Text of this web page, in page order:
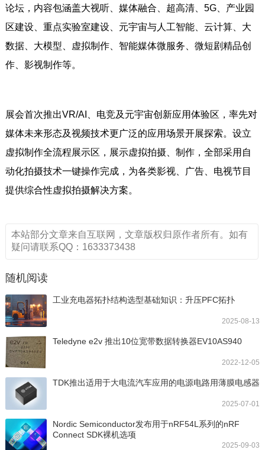
论坛，内容包涵盖大视听、媒体融合、超高清、5G、产业园
区建设、重点实验室建设、元宇宙与人工智能、云计算、大
数据、大模型、虚拟制作、智能媒体微服务、微短剧精品创
作、影视制作等。
展会首次推出VR/AI、电竞及元宇宙创新应用体验区，率先对
媒体未来形态及视频技术更广泛的应用场景开展探索。设立
虚拟制作全流程展示区，展示虚拟拍摄、制作，全部采用自
动化拍摄技术一键操作完成，为各类影视、广告、电视节目
提供综合性虚拟拍摄解决方案。
本站部分文章来自互联网，文章版权归原作者所有。如有
疑问请联系QQ：1633373438
随机阅读
工业充电器拓扑结构选型基础知识：升压PFC拓扑
2025-08-13
Teledyne e2v 推出10位宽带数据转换器EV10AS940
2022-12-05
TDK推出适用于大电流汽车应用的电源电路用薄膜电感器
2025-07-01
Nordic Semiconductor发布用于nRF54L系列的nRF
Connect SDK裸机选项
2025-09-03